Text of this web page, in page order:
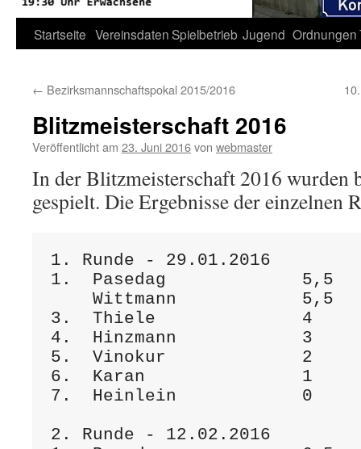
Startseite VereinsdatenSpielbetrieb Jugend Ordnungen
← Bezirksmannschaftspokal 2015/2016
Blitzmeisterschaft 2016
Veröffentlicht am 23. Juni 2016von webmaster
In der Blitzmeisterschaft 2016 wurden
gespielt. Die Ergebnisse der einzelnen
1. Runde - 29.01.2016
1.  Pasedag             5,5
    Wittmann            5,5
3.  Thiele              4
4.  Hinzmann            3
5.  Vinokur             2
6.  Karan               1
7.  Heinlein            0
2. Runde - 12.02.2016